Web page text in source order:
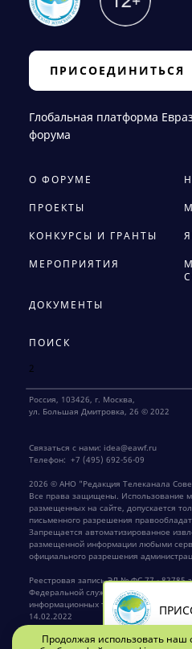
ПРИСОЕДИНИТЬСЯ
Глобальная платформа
форума
О ФОРУМЕ
ПРОЕКТЫ
КОНКУРСЫ И ГРАНТЫ
МЕРОПРИЯТИЯ
ДОКУМЕНТЫ
ПОИСК
2
2026 © АНО "Редакция Телеканала
Все права защищены. Использование
размещенных на сайте, допускается
письменного разрешения
Запрещается автоматизированное
размещенной информации любыми
официального разрешения
Реестровая запись ЭЛ № ФС 77 - 82785
Федеральной службой по надзору в
информационных технологий и
14.02.2022
Главный редактор Крылов Г.В.
Россия, 103426, г. Москва,
ул. Большая Дмитровка, 26 © 2022
Связаться с нами: idea@eawf.ru
Телефон: +7 (495) 692-56-09
Продолжая использовать наш